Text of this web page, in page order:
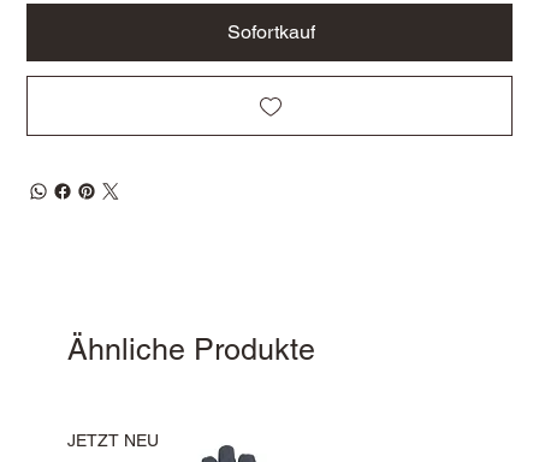
Sofortkauf
Ähnliche Produkte
JETZT NEU